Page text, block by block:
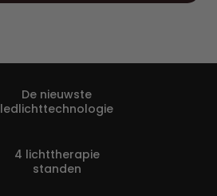
De nieuwste
ledlichttechnologie
4 lichttherapie
standen